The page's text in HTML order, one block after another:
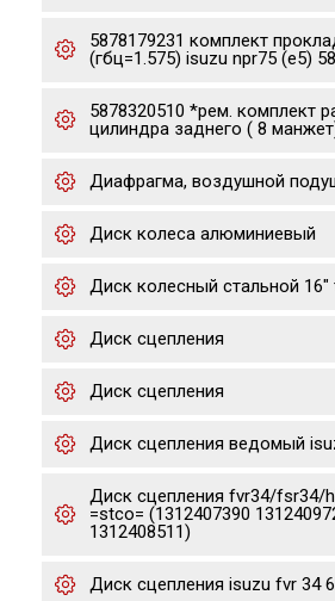
5878179231 комплект
(гбц=1.575) isuzu npr75 (e5)
5878320510 *рем. комплект
цилиндра заднего ( 8
Диафрагма, воздушной
Диск колеса алюминиевый
Диск колесный стальной
Диск сцепления
Диск сцепления
Диск сцепления ведомый
Диск сцепления fvr34/fsr34/
=stco= (1312407390
1312408511)
Диск сцепления isuzu fvr 34